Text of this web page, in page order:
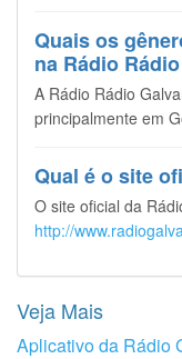
Quais os
na Rádio
A Rádio Rádio
principalmente em
Qual é o site
O site oficial da
http://
Veja Mais
Aplicativo da Rádio